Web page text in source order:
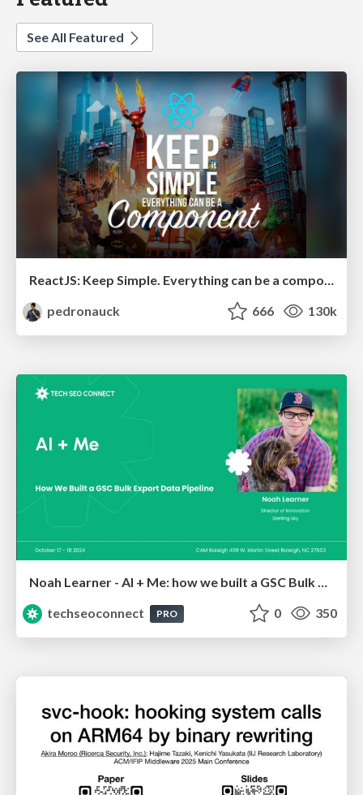
See All Featured
pedronauck
666 130k
Noah Learner - AI + Me: how we built a GSC Bulk Export data pipeline
techseoconnect
PRO 0 350